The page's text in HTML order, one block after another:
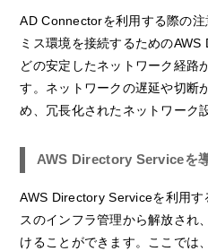
AD Connectorを利用する際の
ミス環境を接続するための
どの安定したネットワーク経路
す。ネットワークの遅延や切断
め、冗長化されたネットワーク
AWS Directory Serviceを
AWS Directory Serviceを利用す
スのインフラ管理から解放され
けることができます。ここでは